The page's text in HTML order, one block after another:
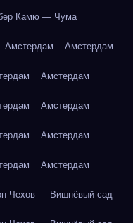
Камю — Чума
Амстердам Амстердам
Амстердам
Амстердам
Амстердам
Амстердам
Чехов — Вишнёвый сад